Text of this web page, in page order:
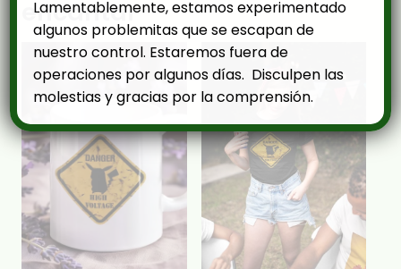
encantar
Lamentablemente, estamos experimentado
algunos problemitas que se escapan de
nuestro control. Estaremos fuera de
operaciones por algunos días. Disculpen las
molestias y gracias por la comprensión.